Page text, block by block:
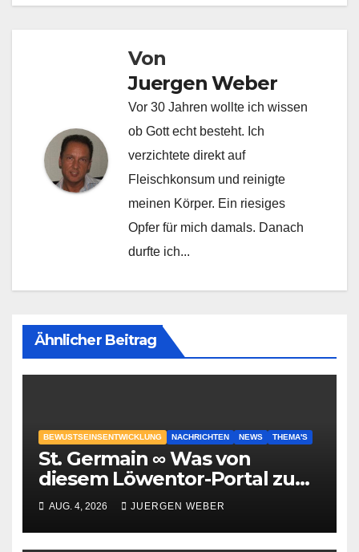
Von
Juergen Weber
Vor 30 Jahren wollte ich wissen
ob Gott echt besteht. Ich
verzichtete direkt auf
Fleischkonsum und reinigte
meinen Körper. Ein riesiges
Opfer für mich damals. Danach
durfte ich...
Ähnlicher Beitrag
BEWUSTSEINSENTWICKLUNG NACHRICHTEN NEWS THEMA'S
St. Germain ∞ Was von
diesem Löwentor-Portal zu
erwarten ist
AUG. 4, 2026 JUERGEN WEBER